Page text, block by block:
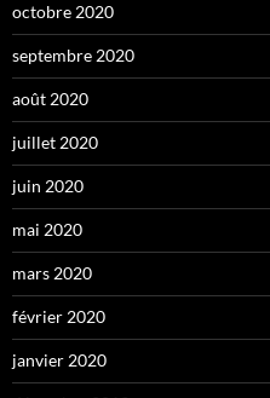
octobre 2020
septembre 2020
août 2020
juillet 2020
juin 2020
mai 2020
mars 2020
février 2020
janvier 2020